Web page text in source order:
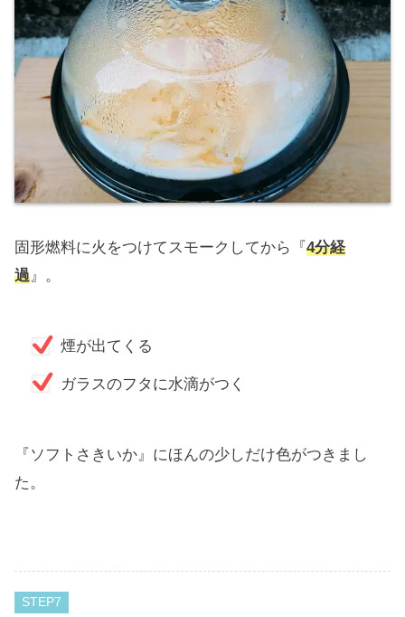
固形燃料に火をつけてスモークしてから『4分経
過 』。
煙が出てくる
ガラスのフタに水滴がつく
『ソフトさきいか』にほんの少しだけ色がつきまし
た。
STEP